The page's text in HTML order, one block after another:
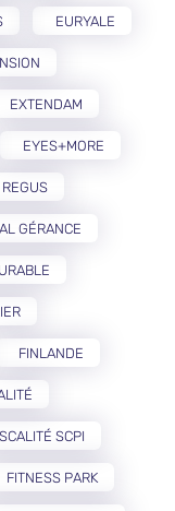
EURYALE
EXTENDAM
EYES+MORE
GÉRANCE
FINLANDE
SCPI
FITNESS PARK